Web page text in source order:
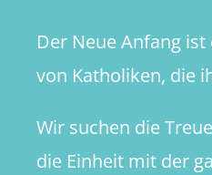
Der Neue Anfang
von Katholiken, die
Wir suchen die
die Einheit mit der